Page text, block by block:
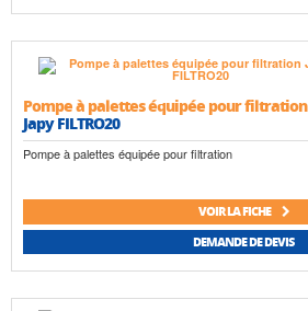
Pompe à palettes équipée pour filtration
Japy FILTRO20
Pompe à palettes équipée pour filtration
VOIR LA FICHE
DEMANDE DE DEVIS